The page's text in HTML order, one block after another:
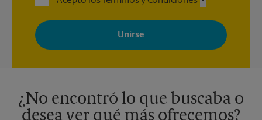
Al registrarse, acepta recibir correos electrónicos de The UPS
Store con noticias, ofertas especiales, promociones y mensajes
adaptados a sus intereses. Puede darse de baja en cualquier
momento. Para más información, consulte nuestra política de
¿No encontró lo que buscaba o
desea ver qué más ofrecemos?